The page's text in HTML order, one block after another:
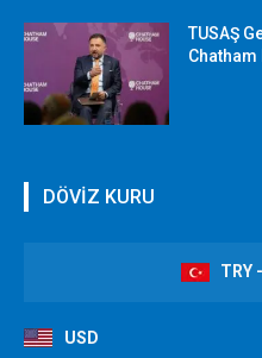
TUSAŞ
Chatham
DÖVİZ KURU
TRY
USD